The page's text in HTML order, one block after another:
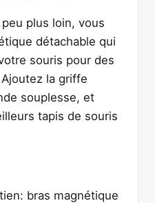
plus loin, vous
détachable qui
souris pour des
la griffe
souplesse, et
tapis de souris
bras magnétique